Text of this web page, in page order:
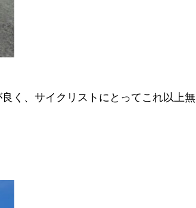
く、サイクリストにとってこれ以上無